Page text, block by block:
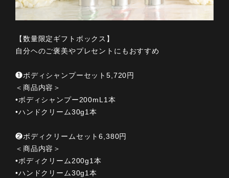
【数量限定ギフトボックス】
自分ヘのご褒美やプレセントにもおすすめ
❶ボディシャンプーセット5,720円
＜商品内容＞
•ボディシャンプー200mL1本
•ハンドクリーム30g1本
❷ボディクリームセット6,380円
＜商品内容＞
•ボディクリーム200g1本
•ハンドクリーム30g1本